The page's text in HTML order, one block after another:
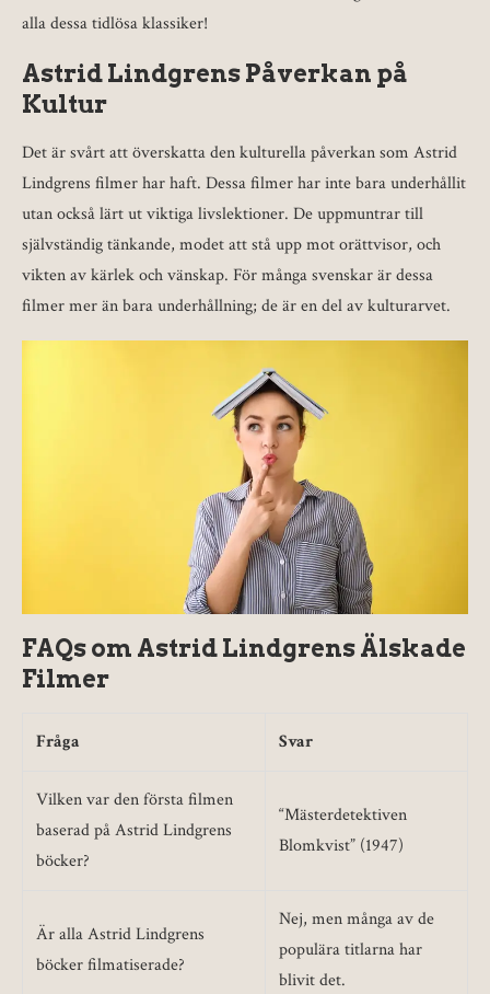
alla dessa tidlösa klassiker!
Astrid Lindgrens Påverkan på
Kultur
Det är svårt att överskatta den kulturella påverkan som Astrid
Lindgrens filmer har haft. Dessa filmer har inte bara underhållit
utan också lärt ut viktiga livslektioner. De uppmuntrar till
självständig tänkande, modet att stå upp mot orättvisor, och
vikten av kärlek och vänskap. För många svenskar är dessa
filmer mer än bara underhållning; de är en del av kulturarvet.
FAQs om Astrid Lindgrens Älskade
Filmer
Fråga Svar
Vilken var den första filmen
baserad på Astrid Lindgrens
böcker?
“Mästerdetektiven
Blomkvist” (1947)
Är alla Astrid Lindgrens
böcker filmatiserade?
Nej, men många av de
populära titlarna har
blivit det.